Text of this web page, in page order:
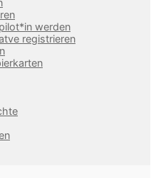
werden
registrieren